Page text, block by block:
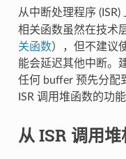
从中断处理程序 (ISR)
相关函数虽然在技术
关函数），但不建议
能会延迟其他中断。
任何 buffer 预先分配
ISR 调用堆函数的功能
从 ISR 调用